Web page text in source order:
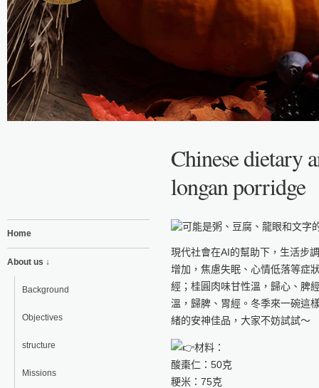
Chinese dietary
longan porridge
Home
About us ↓
Background
Objectives
structure
Missions
現代社會在AI的幫助下，生活步
增加，焦慮失眠、心情低落等症
經；桂圓肉味甘性溫，歸心、脾
溫，歸脾、胃經。冬季來一碗這
緒的安神佳品，大家不妨試試～
材料：
酸棗仁：50克
粳米：75克